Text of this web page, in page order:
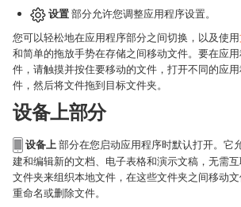
设置部分允许您调整应用程序设置。
您可以轻松地在应用程序部分之间切换，以及使用
和简单的拖放手势在存储之间移动文件。要在应
件，请触摸并按住要移动的文件，打开不同的应
件，然后将文件拖到目标文件夹。
设备上部分
设备上 部分在您启动应用程序时默认打开。它
建和编辑新的文档、电子表格和演示文稿，无需
文件夹来组织本地文件，在这些文件夹之间移动
重命名或删除文件。